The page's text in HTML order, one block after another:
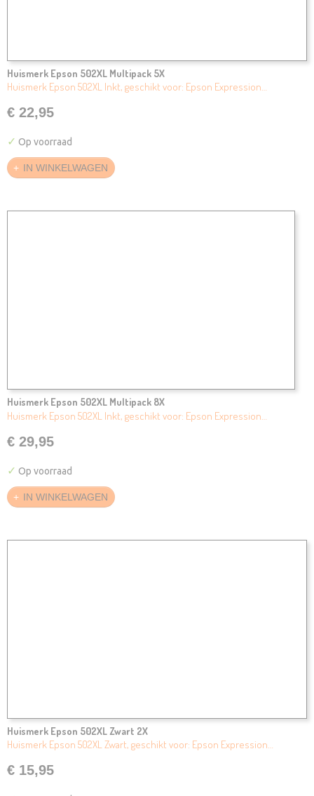
Huismerk Epson 502XL Multipack 5X
Huismerk Epson 502XL Inkt, geschikt voor: Epson Expression…
€ 22,95
✓ Op voorraad
IN WINKELWAGEN
Huismerk Epson 502XL Multipack 8X
Huismerk Epson 502XL Inkt, geschikt voor: Epson Expression…
€ 29,95
✓ Op voorraad
IN WINKELWAGEN
Huismerk Epson 502XL Zwart 2X
Huismerk Epson 502XL Zwart, geschikt voor: Epson Expression…
€ 15,95